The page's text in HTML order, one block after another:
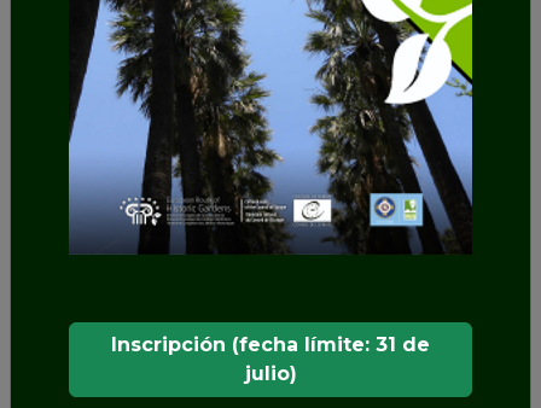
NUESTROS MIEMBROS
Inscripción (fecha límite: 31 de
julio)